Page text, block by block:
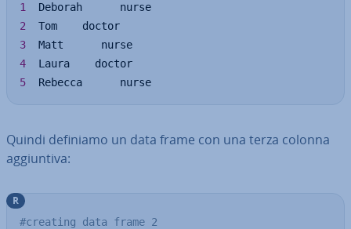
1
2
3
4
5
  Rebecca      nurse
Quindi definiamo un data frame con una terza colonna
ag­giun­ti­va:
#creating data frame 2
R